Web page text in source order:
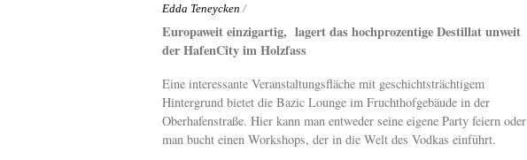
Edda Teneycken /
Europaweit einzigartig, lagert das hochprozentige Destillat unweit
der HafenCity im Holzfass
Eine interessante Veranstaltungsfläche mit geschichtsträchtigem
Hintergrund bietet die Bazic Lounge im Fruchthofgebäude in der
Oberhafenstraße. Hier kann man entweder seine eigene Party feiern oder
man bucht einen Workshops, der in die Welt des Vodkas einführt.